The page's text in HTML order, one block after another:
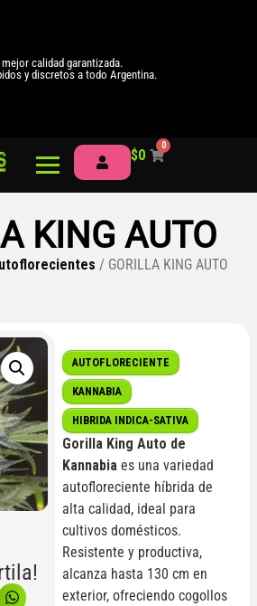
mejor calidad garantizada.
y discretos a todo Argentina.
$0
0
KING AUTO
/ GORILLA KING AUTO
AUTOFLORECIENTE
KANNABIA
HIBRIDA INDICA-SATIVA
Gorilla King Auto de
Kannabia es una variedad
autofloreciente híbrida de
alta calidad, ideal para
cultivos domésticos.
Resistente y productiva,
alcanza hasta 130 cm en
exterior, ofreciendo cogollos